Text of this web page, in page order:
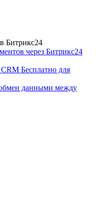
Битрикс24
через Битрикс24
CRM Бесплатно для
данными между